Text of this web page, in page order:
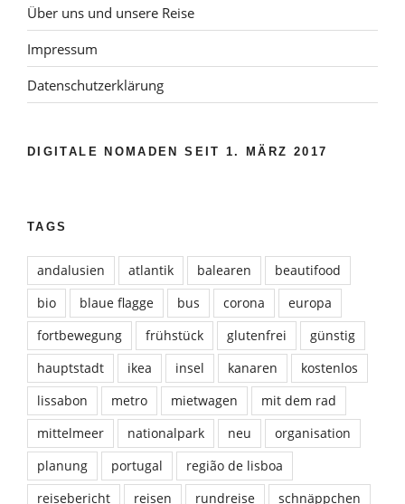
Über uns und unsere Reise
Impressum
Datenschutzerklärung
DIGITALE NOMADEN SEIT 1. MÄRZ 2017
TAGS
andalusien atlantik balearen
beautifood
bio
blaue flagge bus corona
europa
fortbewegung
frühstück glutenfrei
günstig
hauptstadt
ikea insel kanaren
kostenlos
lissabon
metro mietwagen
mit dem rad
mittelmeer
nationalpark neu
organisation
planung
portugal
região de lisboa
reisebericht
reisen rundreise schnäppchen